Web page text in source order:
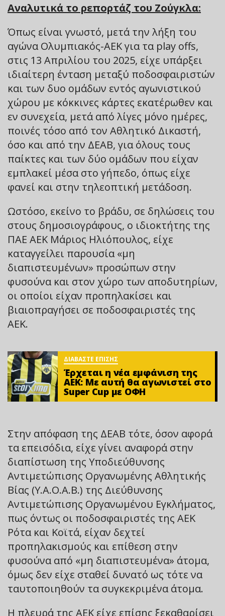
Αναλυτικά το ρεπορτάζ του Ζούγκλα:
Όπως είναι γνωστό, μετά την λήξη του
αγώνα Ολυμπιακός-ΑΕΚ για τα play offs,
στις 13 Απριλίου του 2025, είχε υπάρξει
ιδιαίτερη ένταση μεταξύ ποδοσφαιριστών
και των δυο ομάδων εντός αγωνιστικού
χώρου με κόκκινες κάρτες εκατέρωθεν και
εν συνεχεία, μετά από λίγες μόνο ημέρες,
ποινές τόσο από τον Αθλητικό Δικαστή,
όσο και από την ΔΕΑΒ, για όλους τους
παίκτες και των δύο ομάδων που είχαν
εμπλακεί μέσα στο γήπεδο, όπως είχε
φανεί και στην τηλεοπτική μετάδοση.
Ωστόσο, εκείνο το βράδυ, σε δηλώσεις του
στους δημοσιογράφους, ο ιδιοκτήτης της
ΠΑΕ ΑΕΚ Μάριος Ηλιόπουλος, είχε
καταγγείλει παρουσία «μη
διαπιστευμένων» προσώπων στην
φυσούνα και στον χώρο των αποδυτηρίων,
οι οποίοι είχαν προπηλακίσει και
βιαιοπραγήσει σε ποδοσφαιριστές της
ΑΕΚ.
ΔΙΑΒΑΣΤΕ ΕΠΙΣΗΣ
Έρχεται η νέα εμφάνιση της
ΑΕΚ: Με αυτή θα αγωνιστεί στο
Super Cup με ΟΦΗ
Στην απόφαση της ΔΕΑΒ τότε, όσον αφορά
τα επεισόδια, είχε γίνει αναφορά στην
διαπίστωση της Υποδιεύθυνσης
Αντιμετώπισης Οργανωμένης Αθλητικής
Βίας (Υ.Α.Ο.Α.Β.) της Διεύθυνσης
Αντιμετώπισης Οργανωμένου Εγκλήματος,
πως όντως οι ποδοσφαιριστές της ΑΕΚ
Ρότα και Κοϊτά, είχαν δεχτεί
προπηλακισμούς και επίθεση στην
φυσούνα από «μη διαπιστευμένα» άτομα,
όμως δεν είχε σταθεί δυνατό ως τότε να
ταυτοποιηθούν τα συγκεκριμένα άτομα.
Η πλευρά της ΑΕΚ είχε επίσης ξεκαθαρίσει